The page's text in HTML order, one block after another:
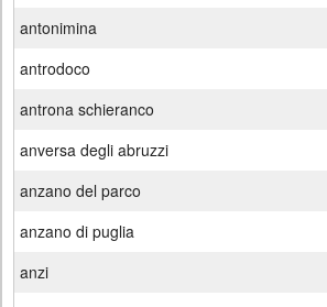
antonimina
antrodoco
antrona schieranco
anversa degli abruzzi
anzano del parco
anzano di puglia
anzi